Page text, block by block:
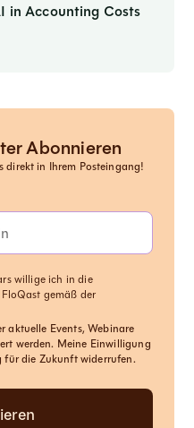
in Accounting Costs
Abonnieren
direkt in Ihrem Posteingang!
willige ich in die
gemäß der
aktuelle Events, Webinare
werden. Meine Einwilligung
die Zukunft widerrufen.